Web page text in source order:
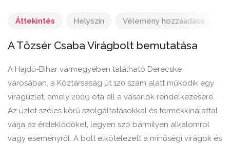
Áttekintés Helyszín Vélemény hozzáadása
A Tőzsér Csaba Virágbolt bemutatása
A Hajdú-Bihar vármegyében található Derecske
városában, a Köztársaság út 120 szám alatt működik egy
virágüzlet, amely 2009 óta áll a vásárlók rendelkezésére.
Az üzlet széles körű szolgáltatásokkal és termékkínálattal
várja az érdeklődőket, legyen szó bármilyen alkalomról
vagy eseményről. A bolt elkötelezett a minőségi virágok és